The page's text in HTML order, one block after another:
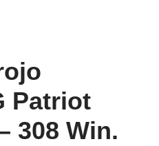
Patriot
308 Win.